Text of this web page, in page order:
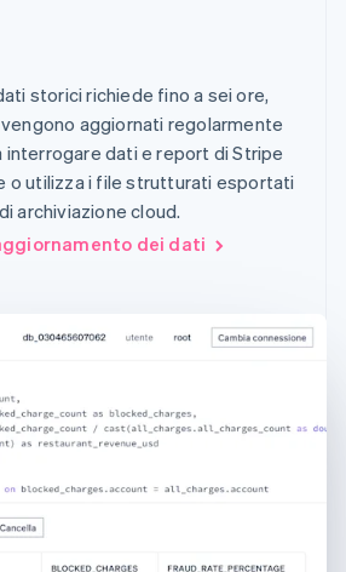
storici richiede fino a sei ore,
aggiornati regolarmente
interrogare dati e report di Stripe
o utilizza i file strutturati esportati
archiviazione cloud.
dei dati